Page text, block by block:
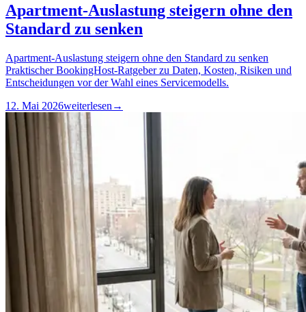
Apartment-Auslastung steigern ohne den
Standard zu senken
Apartment-Auslastung steigern ohne den Standard zu senken
Praktischer BookingHost-Ratgeber zu Daten, Kosten, Risiken und
Entscheidungen vor der Wahl eines Servicemodells.
12. Mai 2026weiterlesen →